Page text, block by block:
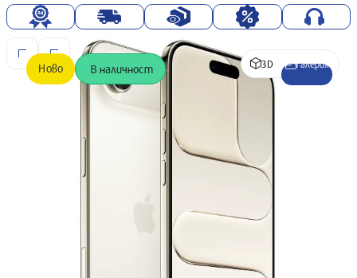
Ново В наличност 3D Галерия